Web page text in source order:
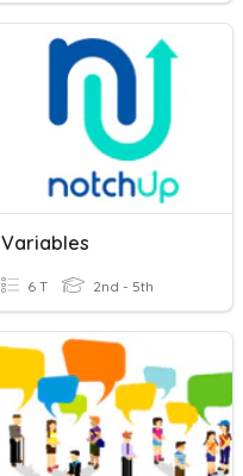
Variables
6 T 2nd - 5th